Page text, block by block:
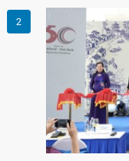
tình hữu nghị,
giao lưu truyền
nghiệp, giáo dục,
cường sự hiểu biết